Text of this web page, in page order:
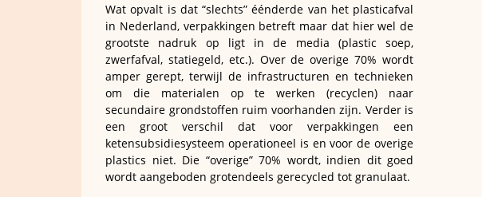
Wat opvalt is dat “slechts” éénderde van het plasticafval
in Nederland, verpakkingen betreft maar dat hier wel de
grootste nadruk op ligt in de media (plastic soep,
zwerfafval, statiegeld, etc.). Over de overige 70% wordt
amper gerept, terwijl de infrastructuren en technieken
om die materialen op te werken (recyclen) naar
secundaire grondstoffen ruim voorhanden zijn. Verder is
een groot verschil dat voor verpakkingen een
ketensubsidiesysteem operationeel is en voor de overige
plastics niet. Die “overige” 70% wordt, indien dit goed
wordt aangeboden grotendeels gerecycled tot granulaat.